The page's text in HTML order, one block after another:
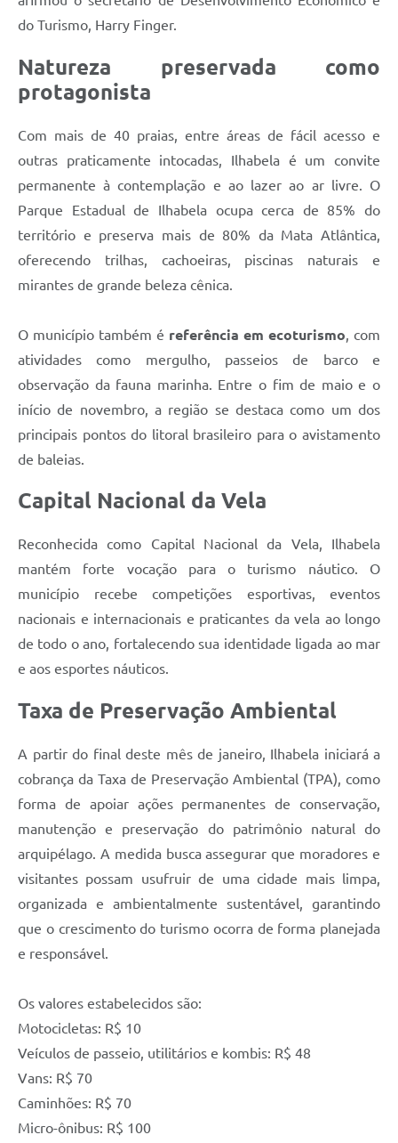
do Turismo, Harry Finger.
Natureza preservada como
protagonista
Com mais de 40 praias, entre áreas de fácil acesso e
outras praticamente intocadas, Ilhabela é um convite
permanente à contemplação e ao lazer ao ar livre. O
Parque Estadual de Ilhabela ocupa cerca de 85% do
território e preserva mais de 80% da Mata Atlântica,
oferecendo trilhas, cachoeiras, piscinas naturais e
mirantes de grande beleza cênica.
O município também é referência em ecoturismo , com
atividades como mergulho, passeios de barco e
observação da fauna marinha. Entre o fim de maio e o
início de novembro, a região se destaca como um dos
principais pontos do litoral brasileiro para o avistamento
de baleias.
Capital Nacional da Vela
Reconhecida como Capital Nacional da Vela, Ilhabela
mantém forte vocação para o turismo náutico. O
município recebe competições esportivas, eventos
nacionais e internacionais e praticantes da vela ao longo
de todo o ano, fortalecendo sua identidade ligada ao mar
e aos esportes náuticos.
Taxa de Preservação Ambiental
A partir do final deste mês de janeiro, Ilhabela iniciará a
cobrança da Taxa de Preservação Ambiental (TPA), como
forma de apoiar ações permanentes de conservação,
manutenção e preservação do patrimônio natural do
arquipélago. A medida busca assegurar que moradores e
visitantes possam usufruir de uma cidade mais limpa,
organizada e ambientalmente sustentável, garantindo
que o crescimento do turismo ocorra de forma planejada
e responsável.
Os valores estabelecidos são:
Motocicletas: R$ 10
Veículos de passeio, utilitários e kombis: R$ 48
Vans: R$ 70
Caminhões: R$ 70
Micro-ônibus: R$ 100